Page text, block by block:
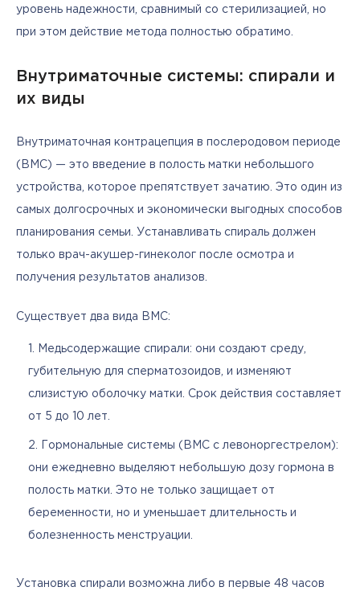
уровень надежности, сравнимый со стерилизацией, но
при этом действие метода полностью обратимо.
Внутриматочные системы: спирали и
их виды
Внутриматочная контрацепция в послеродовом периоде
(ВМС) — это введение в полость матки небольшого
устройства, которое препятствует зачатию. Это один из
самых долгосрочных и экономически выгодных способов
планирования семьи. Устанавливать спираль должен
только врач-акушер-гинеколог после осмотра и
получения результатов анализов.
Существует два вида ВМС:
Медьсодержащие спирали: они создают среду,
губительную для сперматозоидов, и изменяют
слизистую оболочку матки. Срок действия составляет
от 5 до 10 лет.
Гормональные системы (ВМС с левоноргестрелом):
они ежедневно выделяют небольшую дозу гормона в
полость матки. Это не только защищает от
беременности, но и уменьшает длительность и
болезненность менструации.
Установка спирали возможна либо в первые 48 часов